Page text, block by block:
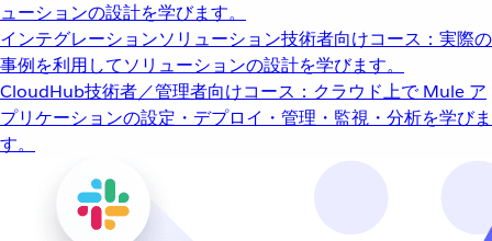
ューションの設計を学びます。
インテグレーションソリューション技術者向けコース：実際の
事例を利用してソリューションの設計を学びます。
CloudHub技術者／管理者向けコース：クラウド上で Mule ア
プリケーションの設定・デプロイ・管理・監視・分析を学びま
す。